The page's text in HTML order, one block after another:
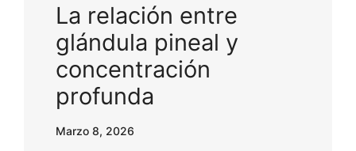
La relación entre
glándula pineal y
concentración
profunda
Marzo 8, 2026